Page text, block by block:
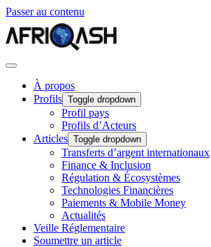
Passer au contenu
À propos
Profils Toggle dropdown
Profil pays
Profils d’Acteurs
Articles Toggle dropdown
Transferts d’argent internationaux
Finance & Inclusion
Régulation & Écosystèmes
Technologies Financières
Paiements & Mobile Money
Actualités
Veille Réglementaire
Soumettre un article